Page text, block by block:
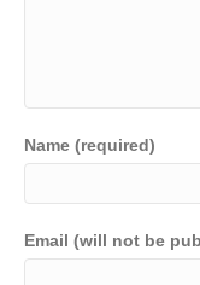
Name (required)
Email (will not be